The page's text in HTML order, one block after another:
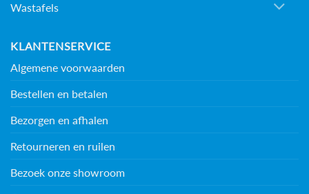
Wastafels
KLANTENSERVICE
Algemene voorwaarden
Bestellen en betalen
Bezorgen en afhalen
Retourneren en ruilen
Bezoek onze showroom